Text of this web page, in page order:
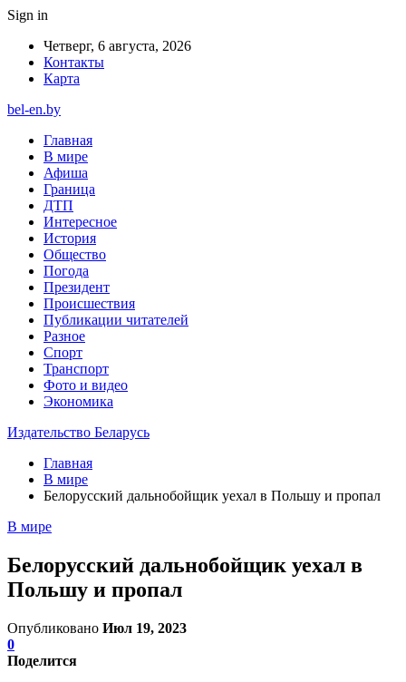
Sign in
Четверг, 6 августа, 2026
Контакты
Карта
bel-en.by
Главная
В мире
Афиша
Граница
ДТП
Интересное
История
Общество
Погода
Президент
Происшествия
Публикации читателей
Разное
Спорт
Транспорт
Фото и видео
Экономика
Издательство Беларусь
Главная
В мире
Белорусский дальнобойщик уехал в Польшу и пропал
В мире
Белорусский дальнобойщик уехал в
Польшу и пропал
Опубликовано Июл 19, 2023
0
Поделится